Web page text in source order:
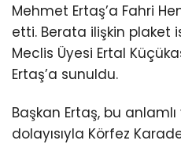
Mehmet Ertaş’a Fahri
etti. Berata ilişkin plaket
Meclis Üyesi Ertal
Ertaş’a sunuldu.
Başkan Ertaş, bu
dolayısıyla Körfez